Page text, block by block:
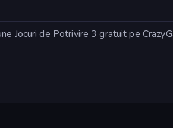
Jocuri de Potrivire 3 gratuit pe